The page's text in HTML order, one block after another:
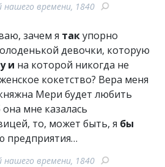
времени, 1840
зачем я такупорно
девочки, которую
и на которой никогда не
кокетство? Вера меня
Мери будет любить
мне казалась
то, может быть, я бы
предприятия…
времени, 1840